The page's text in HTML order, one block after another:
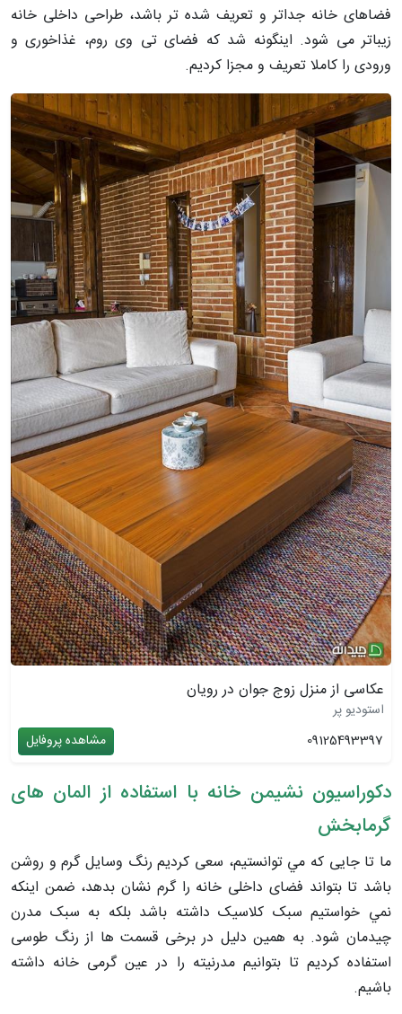
فضاهای خانه جداتر و تعريف شده تر باشد، طراحی داخلی خانه
زیباتر می شود. اینگونه شد كه فضای تی وی روم، غذاخوری و
ورودی را كاملا تعريف و مجزا كرديم.
عکاسی از منزل زوج جوان در رویان
استودیو پر
09125493397
مشاهده پروفایل
دکوراسیون نشیمن خانه با استفاده از المان های
گرمابخش
ما تا جایی كه مي توانستيم، سعی كرديم رنگ وسايل گرم و روشن
باشد تا بتواند فضای داخلی خانه را گرم نشان بدهد، ضمن اينكه
نمي خواستيم سبک كلاسيک داشته باشد بلکه به سبک مدرن
چیدمان شود. به همین دلیل در برخی قسمت ها از رنگ طوسی
استفاده كرديم تا بتوانيم مدرنيته را در عين گرمی خانه داشته
باشيم.